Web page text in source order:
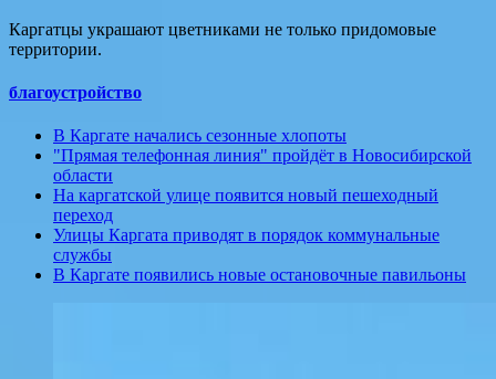
Каргатцы украшают цветниками не только придомовые
территории.
благоустройство
В Каргате начались сезонные хлопоты
"Прямая телефонная линия" пройдёт в Новосибирской
области
На каргатской улице появится новый пешеходный
переход
Улицы Каргата приводят в порядок коммунальные
службы
В Каргате появились новые остановочные павильоны